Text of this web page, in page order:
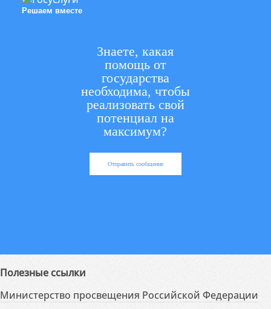
Решаем вместе
Знаете, какая
помощь от
государства
необходима, чтобы
реализовать свой
потенциал на
максимум?
Отправить сообщение
Полезные ссылки
Министерство просвещения Российской Федерации